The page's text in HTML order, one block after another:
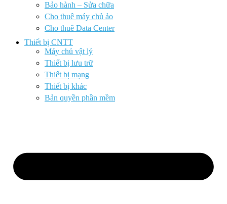
Bảo hành – Sửa chữa
Cho thuê máy chủ ảo
Cho thuê Data Center
Thiết bị CNTT
Máy chủ vật lý
Thiết bị lưu trữ
Thiết bị mạng
Thiết bị khác
Bản quyền phần mềm